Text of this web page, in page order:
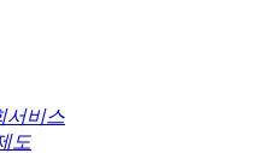
서비스
도